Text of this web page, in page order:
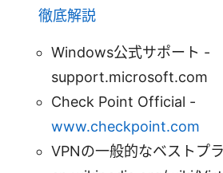
徹底解説
Windows公式サポート -
support.microsoft.com
Check Point Official -
www.checkpoint.com
VPNの一般的なベストプ